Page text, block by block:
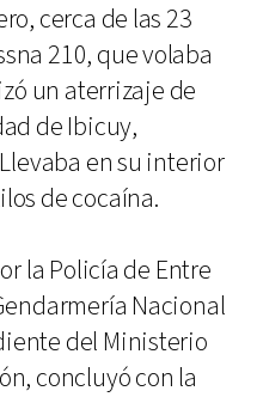
cerca de las 23
210, que volaba
un aterrizaje de
de Ibicuy,
en su interior
de cocaína.
la Policía de Entre
Nacional
del Ministerio
concluyó con la